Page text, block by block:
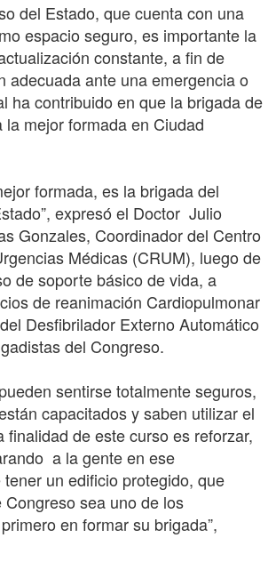
del Estado, que cuenta con una
espacio seguro, es importante la
constante, a fin de
adecuada ante una emergencia o
ha contribuido en que la brigada de
la mejor formada en Ciudad
formada, es la brigada del
expresó el Doctor Julio
Gonzales, Coordinador del Centro
Médicas (CRUM), luego de
de soporte básico de vida, a
de reanimación Cardiopulmonar
Desfibrilador Externo Automático
del Congreso.
sentirse totalmente seguros,
capacitados y saben utilizar el
finalidad de este curso es reforzar,
a la gente en ese
un edificio protegido, que
Congreso sea uno de los
en formar su brigada”,